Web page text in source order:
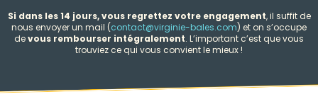
Si dans les 14 jours, vous regrettez votre engagement, il suffit de
nous envoyer un mail (contact@virginie-bales.com) et on s’occupe
devous rembourser intégralement. L’important c’est que vous
trouviez ce qui vous convient le mieux !